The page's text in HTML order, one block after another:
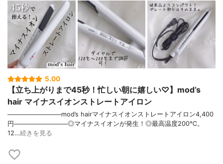
5.00
【立ち上がりまで45秒！忙しい朝に嬉しい♡】mod’s
hair マイナスイオンストレートアイロン
────────────mod’s hairマイナスイオンストレートアイロン4,400
円────────────◎マイナスイオンが発生！◎最高温度200℃。
12…続きを見る